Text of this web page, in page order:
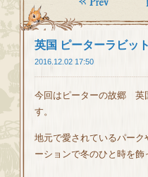
英国 ピーターラビッ
2016.12.02 17:50
今回はピーターの故郷 英
す。
地元で愛されているパー
ーションで冬のひと時を飾